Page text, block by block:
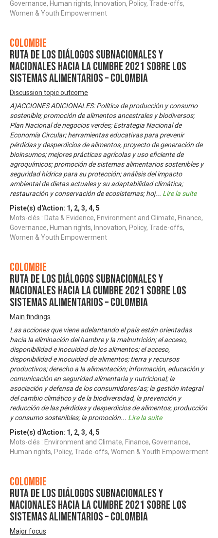
Governance, Human rights, Innovation, Policy, Trade-offs,
Women & Youth Empowerment
Colombie
Ruta de los diálogos subnacionales y
nacionales hacia la Cumbre 2021 sobre los
Sistemas Alimentarios – Colombia
Discussion topic outcome
A)ACCIONES ADICIONALES: Política de producción y consumo
sostenible; promoción de alimentos ancestrales y biodiversos;
Plan Nacional de negocios verdes; Estrategia Nacional de
Economía Circular; herramientas educativas para prevenir
pérdidas y desperdicios de alimentos, proyecto de generación de
bioinsumos; mejores prácticas agrícolas y uso eficiente de
agroquímicos; promoción de sistemas alimentarios sostenibles y
seguridad hídrica para su protección; análisis del impacto
ambiental de dietas actuales y su adaptabilidad climática;
restauración y conservación de ecosistemas; hoj... Lire la suite
Piste(s) d'Action: 1 , 2, 3, 4, 5
Mots-clés : Data & Evidence, Environment and Climate, Finance,
Governance, Human rights, Innovation, Policy, Trade-offs,
Women & Youth Empowerment
Colombie
Ruta de los diálogos subnacionales y
nacionales hacia la Cumbre 2021 sobre los
Sistemas Alimentarios – Colombia
Main findings
Las acciones que viene adelantando el país están orientadas
hacia la eliminación del hambre y la malnutrición; el acceso,
disponibilidad e inocuidad de los alimentos; el acceso,
disponibilidad e inocuidad de alimentos; tierra y recursos
productivos; derecho a la alimentación; información, educación y
comunicación en seguridad alimentaria y nutricional; la
asociación y defensa de los consumidores/as; la gestión integral
del cambio climático y de la biodiversidad, la prevención y
reducción de las pérdidas y desperdicios de alimentos; producción
y consumo sostenibles; la promoción... Lire la suite
Piste(s) d'Action: 1 , 2, 3, 4, 5
Mots-clés : Environment and Climate, Finance, Governance,
Human rights, Policy, Trade-offs, Women & Youth Empowerment
Colombie
Ruta de los diálogos subnacionales y
nacionales hacia la Cumbre 2021 sobre los
Sistemas Alimentarios – Colombia
Major focus